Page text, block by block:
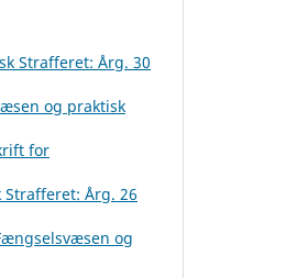
Strafferet: Årg. 30
og praktisk
for
Årg. 26
og